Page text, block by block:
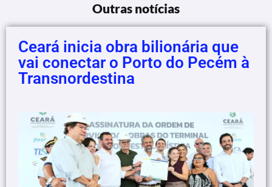
Outras notícias
Ceará inicia obra bilionária que
vai conectar o Porto do Pecém à
Transnordestina